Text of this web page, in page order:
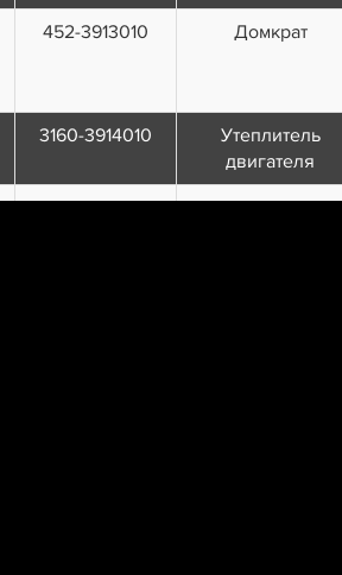
452-3913010 Домкрат
3160-3914010
Утеплитель
двигателя
3151-3916010
Насос для